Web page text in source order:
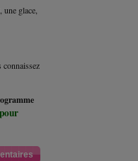
glace,